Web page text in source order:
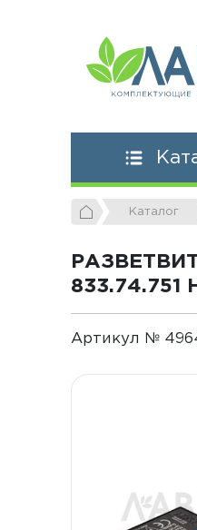
Каталог
833.74.751
Артикул №